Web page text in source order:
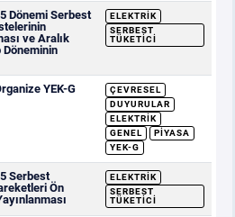
Dönemi Serbest
ve Aralık
Döneminin
ELEKTRIK
SERBEST
TÜKETICI
YEK-G
ÇEVRESEL
DUYURULAR
ELEKTRIK
GENEL
PIYASA
YEK-G
Serbest
Ön
ELEKTRIK
SERBEST
TÜKETICI